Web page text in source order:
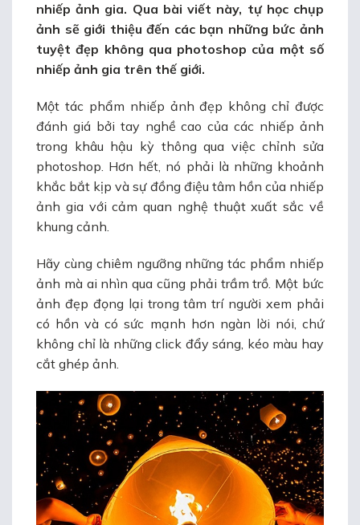
nhiếp ảnh gia. Qua bài viết này, tự học chụp
ảnh sẽ giới thiệu đến các bạn những bức ảnh
tuyệt đẹp không qua photoshop của một số
nhiếp ảnh gia trên thế giới.
Một tác phẩm nhiếp ảnh đẹp không chỉ được
đánh giá bởi tay nghề cao của các nhiếp ảnh
trong khâu hậu kỳ thông qua việc chỉnh sửa
photoshop. Hơn hết, nó phải là những khoảnh
khắc bắt kịp và sự đồng điệu tâm hồn của nhiếp
ảnh gia với cảm quan nghệ thuật xuất sắc về
khung cảnh.
Hãy cùng chiêm ngưỡng những tác phẩm nhiếp
ảnh mà ai nhìn qua cũng phải trầm trồ. Một bức
ảnh đẹp đọng lại trong tâm trí người xem phải
có hồn và có sức mạnh hơn ngàn lời nói, chứ
không chỉ là những click đẩy sáng, kéo màu hay
cắt ghép ảnh.